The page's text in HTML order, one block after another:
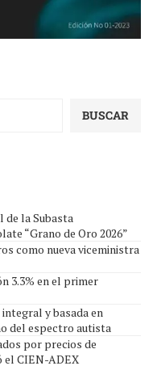
BUSCAR
de la Subasta
“Grano de Oro 2026”
como nueva viceministra
3.3% en el primer
y basada en
del espectro autista
por precios de
el CIEN-ADEX